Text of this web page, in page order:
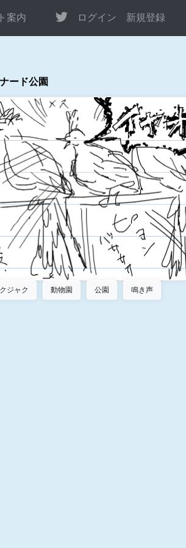
案内 ログイン 新規登録
ード公園
クジャク 動物園 公園 鳴き声